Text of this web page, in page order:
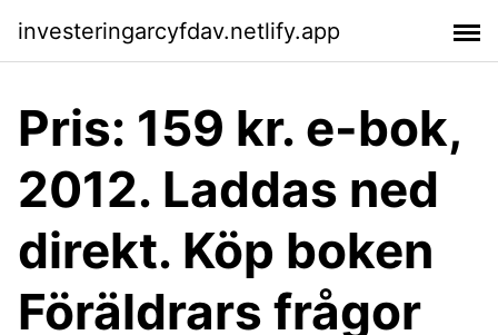
investeringarcyfdav.netlify.app
Pris: 159 kr. e-bok,
2012. Laddas ned
direkt. Köp boken
Föräldrars frågor